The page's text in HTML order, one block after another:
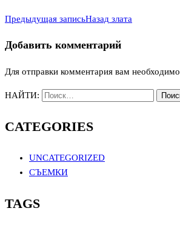
Предыдущая записьНазад злата
Добавить комментарий
Для отправки комментария вам необходимо
НАЙТИ:
CATEGORIES
UNCATEGORIZED
СЪЕМКИ
TAGS